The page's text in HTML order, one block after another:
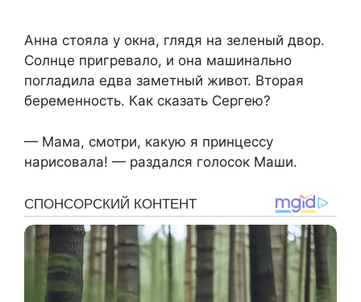
Анна стояла у окна, глядя на зеленый двор.
Солнце пригревало, и она машинально
погладила едва заметный живот. Вторая
беременность. Как сказать Сергею?
— Мама, смотри, какую я принцессу
нарисовала! — раздался голосок Маши.